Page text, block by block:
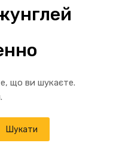
що ви шукаєте.